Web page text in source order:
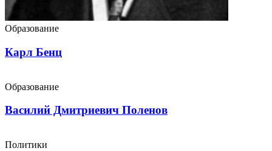
Образование
Карл Бенц
Образование
Василий Дмитриевич Поленов
Политики